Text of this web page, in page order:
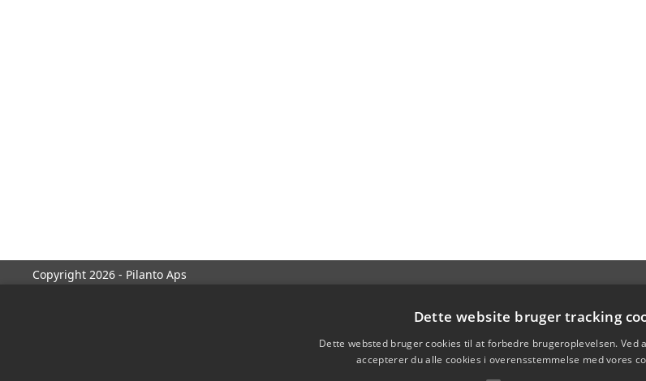
Copyright 2026 - Pilanto Aps
Dette website bruger tracking
Dette websted bruger cookies til at forbedre brugeroplevelsen. Ved
accepterer du alle cookies i overensstemmelse med vores